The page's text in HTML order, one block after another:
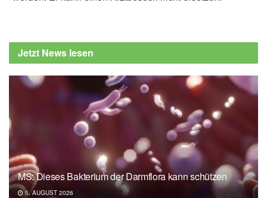
Jetzt News lesen
MS: Dieses Bakterium der Darmflora kann schützen
5. AUGUST 2026